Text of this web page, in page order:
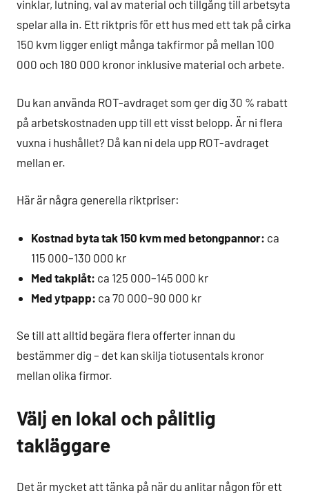
vinklar, lutning, val av material och tillgång till arbetsyta
spelar alla in. Ett riktpris för ett hus med ett tak på cirka
150 kvm ligger enligt många takfirmor på mellan 100
000 och 180 000 kronor inklusive material och arbete.
Du kan använda ROT-avdraget som ger dig 30 % rabatt
på arbetskostnaden upp till ett visst belopp. Är ni flera
vuxna i hushållet? Då kan ni dela upp ROT-avdraget
mellan er.
Här är några generella riktpriser:
Kostnad byta tak 150 kvm med betongpannor: ca
115 000–130 000 kr
Med takplåt: ca 125 000–145 000 kr
Med ytpapp: ca 70 000–90 000 kr
Se till att alltid begära flera offerter innan du
bestämmer dig – det kan skilja tiotusentals kronor
mellan olika firmor.
Välj en lokal och pålitlig
takläggare
Det är mycket att tänka på när du anlitar någon för ett